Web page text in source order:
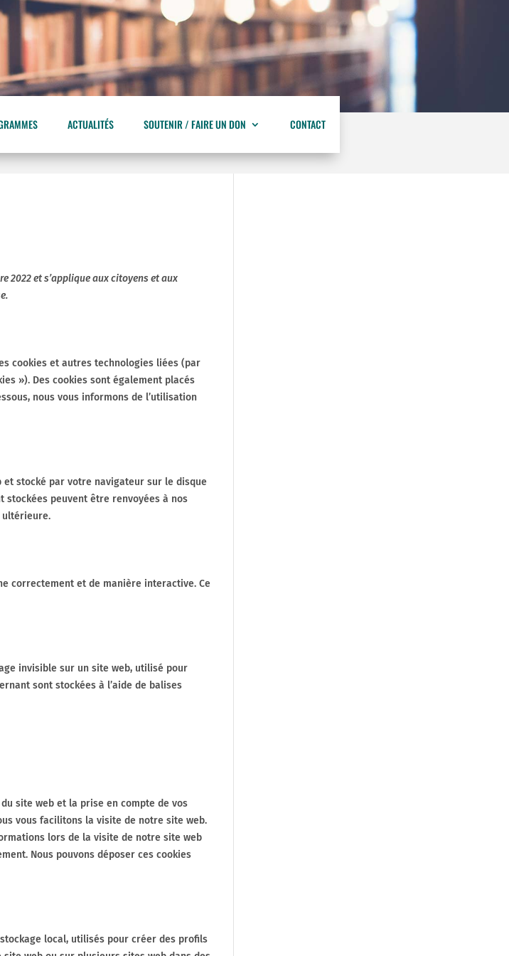
ACTUALITÉS SOUTENIR / FAIRE UN DON CONTACT
2022 et s’applique aux citoyens et aux
cookies et autres technologies liées (par
»). Des cookies sont également placés
nous vous informons de l’utilisation
stocké par votre navigateur sur le disque
peuvent être renvoyées à nos
ultérieure.
correctement et de manière interactive. Ce
invisible sur un site web, utilisé pour
sont stockées à l’aide de balises
site web et la prise en compte de vos
vous facilitons la visite de notre site web.
lors de la visite de notre site web
Nous pouvons déposer ces cookies
local, utilisés pour créer des profils